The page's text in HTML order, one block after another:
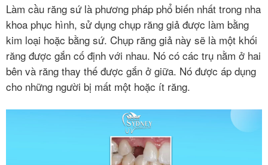
Làm cầu răng sứ là phương pháp phổ biến nhất trong nha
khoa phục hình, sử dụng chụp răng giả được làm bằng
kim loại hoặc bằng sứ. Chụp răng giả này sẽ là một khối
răng được gắn cố định với nhau. Nó có các trụ nằm ở hai
bên và răng thay thế được gắn ở giữa. Nó được áp dụng
cho những người bị mất một hoặc ít răng.